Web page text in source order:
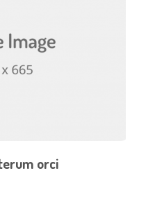
orci